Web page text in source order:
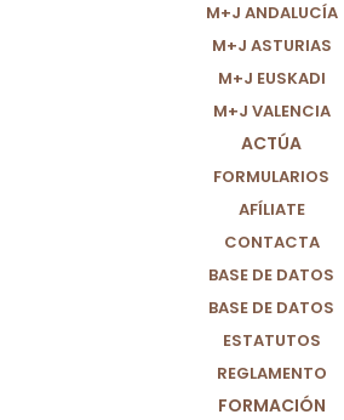
M+J ANDALUCÍA
M+J ASTURIAS
M+J EUSKADI
M+J VALENCIA
ACTÚA
FORMULARIOS
AFÍLIATE
CONTACTA
BASE DE DATOS
BASE DE DATOS
ESTATUTOS
REGLAMENTO
FORMACIÓN